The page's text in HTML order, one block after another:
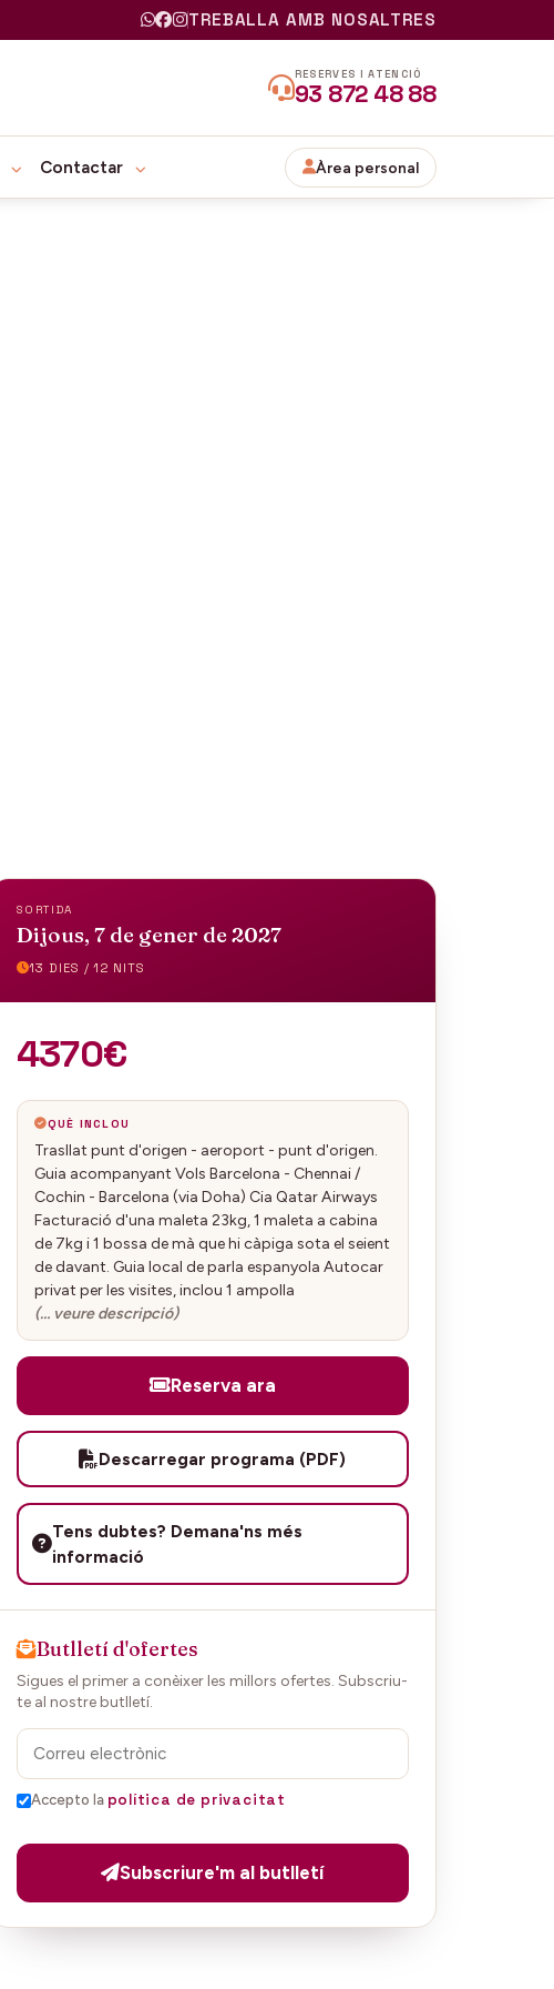
TREBALLA AMB NOSALTRES
RESERVES I ATENCIÓ
93 872 48 88
Contactar Àrea personal
SORTIDA
Dijous, 7 de gener de 2027
13 DIES / 12 NITS
4370€
QUÈ INCLOU
Trasllat punt d'origen - aeroport - punt d'origen.
Guia acompanyant Vols Barcelona - Chennai /
Cochin - Barcelona (via Doha) Cia Qatar Airways
Facturació d'una maleta 23kg, 1 maleta a cabina
de 7kg i 1 bossa de mà que hi càpiga sota el seient
de davant. Guia local de parla espanyola Autocar
privat per les visites, inclou 1 ampolla
(… veure descripció)
Reserva ara
Descarregar programa (PDF)
Tens dubtes? Demana'ns més
informació
Butlletí d'ofertes
Sigues el primer a conèixer les millors ofertes. Subscriu-
te al nostre butlletí.
Accepto la política de privacitat
Subscriure'm al butlletí